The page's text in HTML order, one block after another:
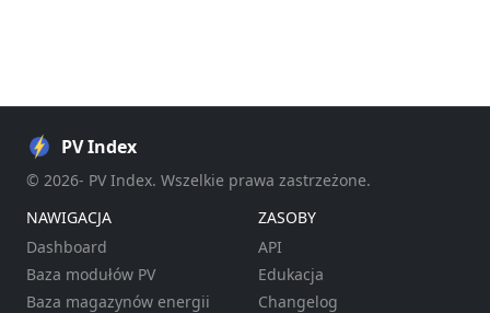
PV Index
© 2026- PV Index. Wszelkie prawa zastrzeżone.
NAWIGACJA
Dashboard
Baza modułów PV
Baza magazynów energii
ZASOBY
API
Edukacja
Changelog